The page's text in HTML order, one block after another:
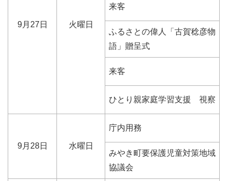
9月27日 火曜日
来客
ふるさとの偉人「古賀稔彦物
語」贈呈式
来客
ひとり親家庭学習支援 視察
9月28日 水曜日
庁内用務
みやき町要保護児童対策地域
協議会